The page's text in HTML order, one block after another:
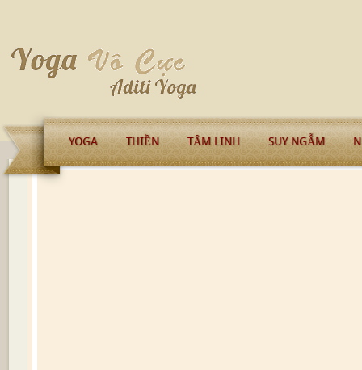
YOGA THIỀN TÂM LINH SUY NGẪM